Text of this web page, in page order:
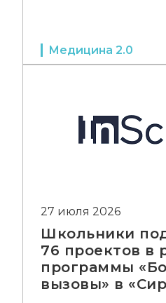
Медицина 2.0
27 июля 2026
Школьники
76 проектов в
программы
вызовы» в